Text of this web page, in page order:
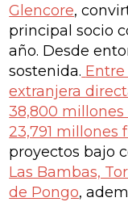
Glencore,
principal socio
año. Desde
sostenida. Entre
extranjera
38,800 millones
23,791 millones
proyectos bajo
Las Bambas,
de Pongo,